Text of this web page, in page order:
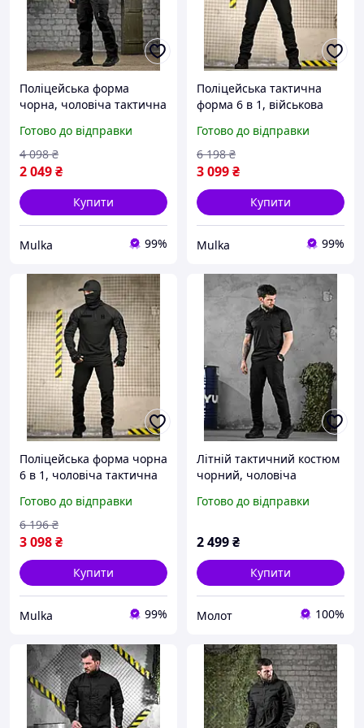
Поліцейська форма
чорна, чоловіча тактична
форма поліція XL omwes
Готово до відправки
2 049₴
4 098 ₴
Купити
Mulka 99%
Поліцейська тактична
форма 6 в 1, військова
чорна форма поліція М
cwsad
Готово до відправки
3 099₴
6 198 ₴
Купити
Mulka 99%
Поліцейська форма чорна
6 в 1, чоловіча тактична
форма поліція XL cwsad
Готово до відправки
3 098₴
6 196 ₴
Купити
Mulka 99%
Літній тактичний костюм
чорний, чоловіча
чорна поліція,
костюм зсу
Готово до відправки
2 499₴
Купити
Молот 100%